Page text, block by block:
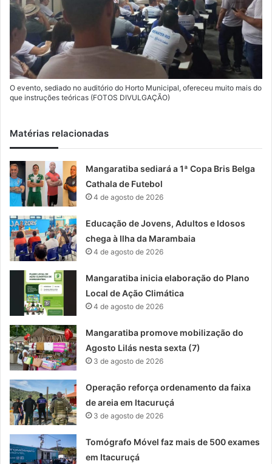
O evento, sediado no auditório do Horto Municipal, ofereceu muito mais do
que instruções teóricas (FOTOS DIVULGAÇÃO)
Matérias relacionadas
Mangaratiba sediará a 1ª Copa Bris Belga
Cathala de Futebol
4 de agosto de 2026
Educação de Jovens, Adultos e Idosos
chega à Ilha da Marambaia
4 de agosto de 2026
Mangaratiba inicia elaboração do Plano
Local de Ação Climática
4 de agosto de 2026
Mangaratiba promove mobilização do
Agosto Lilás nesta sexta (7)
3 de agosto de 2026
Operação reforça ordenamento da faixa
de areia em Itacuruçá
3 de agosto de 2026
Tomógrafo Móvel faz mais de 500 exames
em Itacuruçá